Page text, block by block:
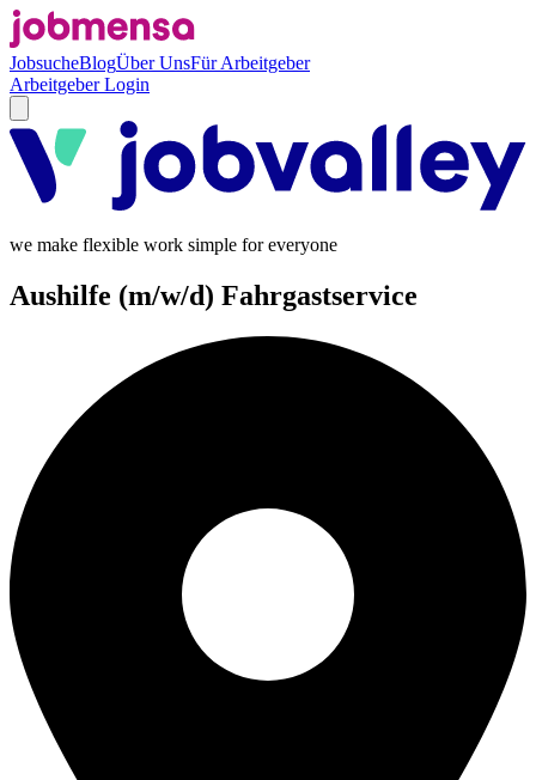
JobsucheBlogÜber UnsFür Arbeitgeber
Arbeitgeber Login
we make flexible work simple for everyone
Aushilfe (m/w/d) Fahrgastservice